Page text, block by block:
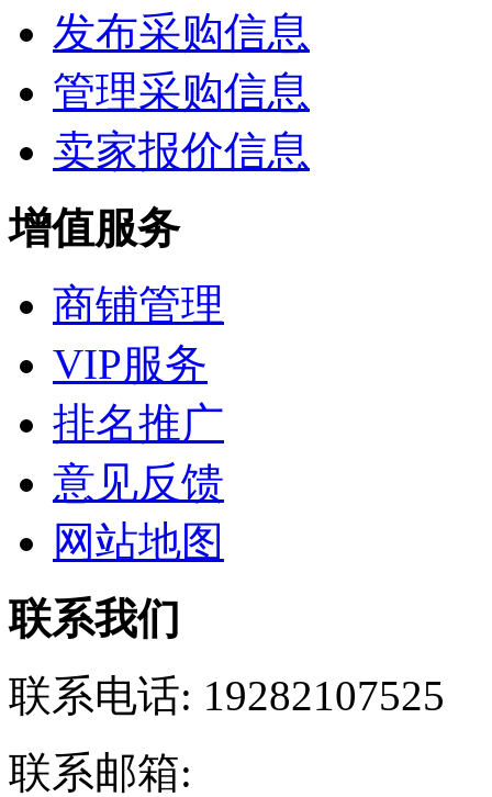
发布采购信息
管理采购信息
卖家报价信息
增值服务
商铺管理
VIP服务
排名推广
意见反馈
网站地图
联系我们
联系电话: 19282107525
联系邮箱: